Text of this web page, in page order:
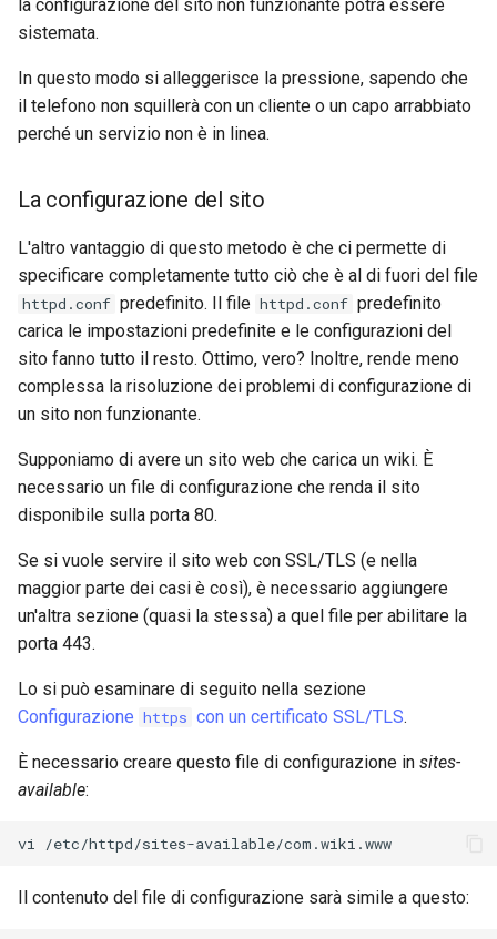
la configurazione del sito non funzionante potrà essere
sistemata.
In questo modo si alleggerisce la pressione, sapendo che
il telefono non squillerà con un cliente o un capo arrabbiato
perché un servizio non è in linea.
La configurazione del sito
L'altro vantaggio di questo metodo è che ci permette di
specificare completamente tutto ciò che è al di fuori del file
httpd.conf predefinito. Il file httpd.conf predefinito
carica le impostazioni predefinite e le configurazioni del
sito fanno tutto il resto. Ottimo, vero? Inoltre, rende meno
complessa la risoluzione dei problemi di configurazione di
un sito non funzionante.
Supponiamo di avere un sito web che carica un wiki. È
necessario un file di configurazione che renda il sito
disponibile sulla porta 80.
Se si vuole servire il sito web con SSL/TLS (e nella
maggior parte dei casi è così), è necessario aggiungere
un'altra sezione (quasi la stessa) a quel file per abilitare la
porta 443.
Lo si può esaminare di seguito nella sezione
Configurazione https con un certificato SSL/TLS.
È necessario creare questo file di configurazione in sites-
available:
vi
Il contenuto del file di configurazione sarà simile a questo: